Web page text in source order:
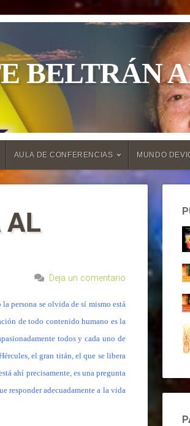
BELTRÁN
AULA DE CONFERENCIAS MUNDO
AL
Deja un comentario
persona se olvida de sí mismo está
de todo contenido humano es la
todos y cada uno de
el gran titán, el que se libera
ahí precisamente, es una pregunta
responder adecuadamente a la vida